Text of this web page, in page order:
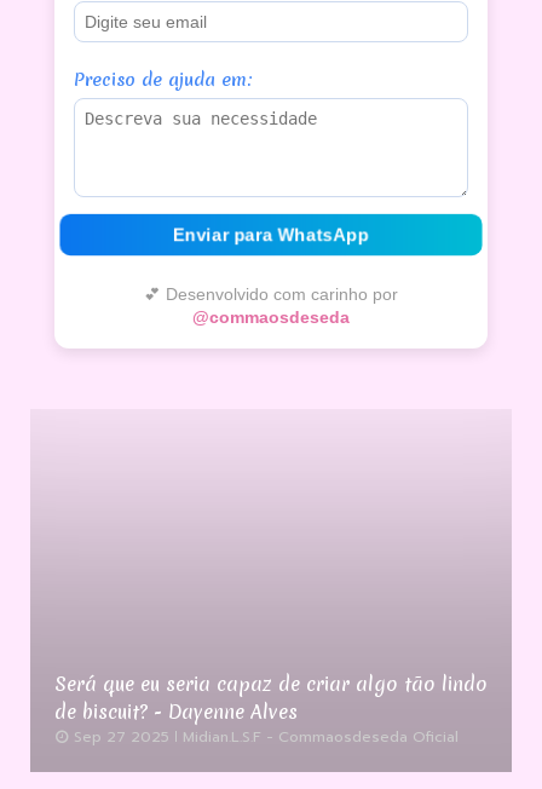
Preciso de ajuda em:
Enviar para WhatsApp
💕 Desenvolvido com carinho por
@commaosdeseda
Será que eu seria capaz de criar algo tão lindo
de biscuit? - Dayenne Alves
Sep 27 2025 Midian.L.S.F - Commaosdeseda Oficial